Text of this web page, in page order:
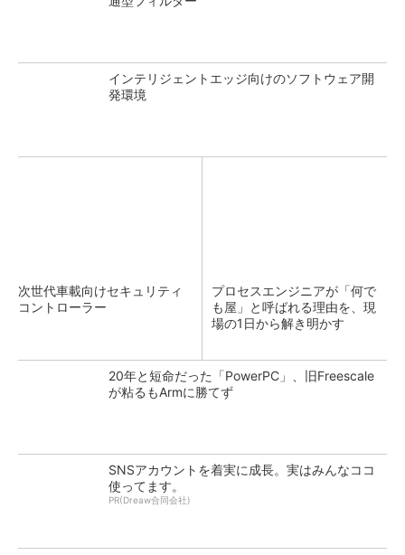
インテリジェントエッジ向けのソフトウェア開
発環境
次世代車載向けセキュリティ
コントローラー
プロセスエンジニアが「何で
も屋」と呼ばれる理由を、現
場の1日から解き明かす
20年と短命だった「PowerPC」、旧Freescale
が粘るもArmに勝てず
SNSアカウントを着実に成長。実はみんなココ
使ってます。
PR(Dreaw合同会社)